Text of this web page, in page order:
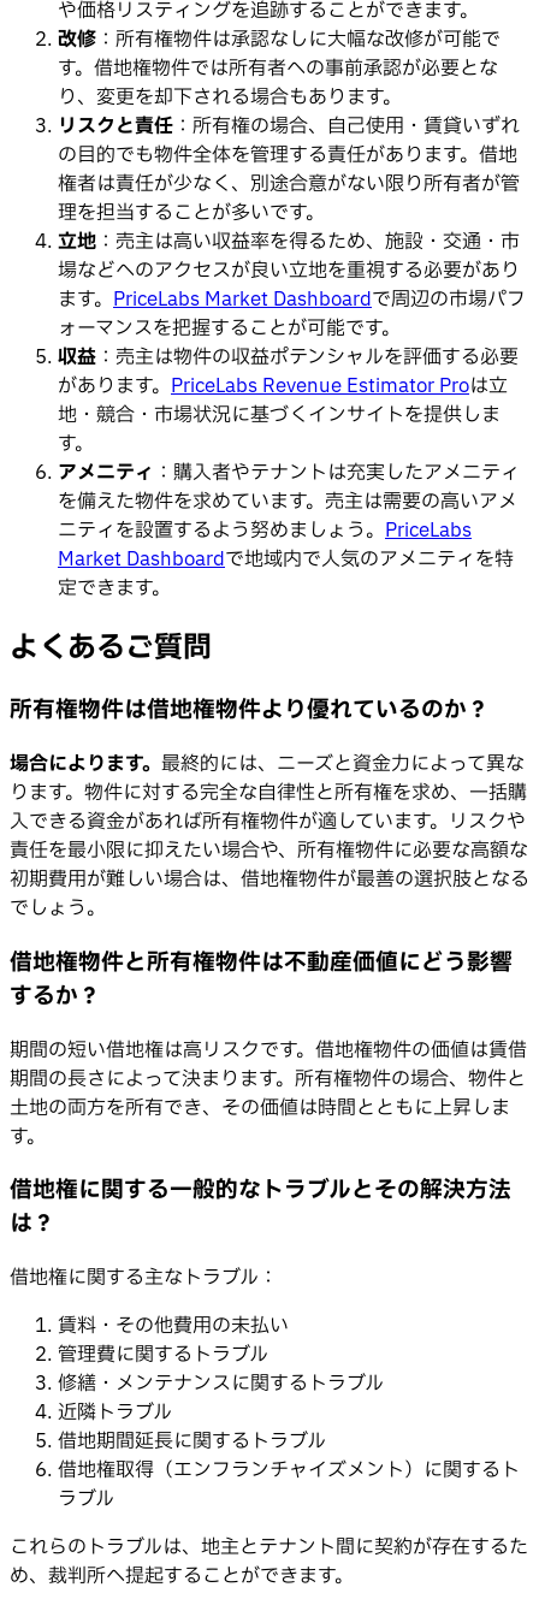
や価格リスティングを追跡することができます。
改修 ：所有権物件は承認なしに大幅な改修が可能で
す。借地権物件では所有者への事前承認が必要とな
り、変更を却下される場合もあります。
リスクと責任 ：所有権の場合、自己使用・賃貸いずれ
の目的でも物件全体を管理する責任があります。借地
権者は責任が少なく、別途合意がない限り所有者が管
理を担当することが多いです。
立地 ：売主は高い収益率を得るため、施設・交通・市
場などへのアクセスが良い立地を重視する必要があり
ます。 PriceLabs Market Dashboardで周辺の市場パフ
ォーマンスを把握することが可能です。
収益 ：売主は物件の収益ポテンシャルを評価する必要
があります。 PriceLabs Revenue Estimator Proは立
地・競合・市場状況に基づくインサイトを提供しま
す。
アメニティ ：購入者やテナントは充実したアメニティ
を備えた物件を求めています。売主は需要の高いアメ
ニティを設置するよう努めましょう。 PriceLabs
Market Dashboardで地域内で人気のアメニティを特
定できます。
よくあるご質問
所有権物件は借地権物件より優れているのか？
場合によります。 最終的には、ニーズと資金力によって異な
ります。物件に対する完全な自律性と所有権を求め、一括購
入できる資金があれば所有権物件が適しています。リスクや
責任を最小限に抑えたい場合や、所有権物件に必要な高額な
初期費用が難しい場合は、借地権物件が最善の選択肢となる
でしょう。
借地権物件と所有権物件は不動産価値にどう影響
するか？
期間の短い借地権は高リスクです。借地権物件の価値は賃借
期間の長さによって決まります。所有権物件の場合、物件と
土地の両方を所有でき、その価値は時間とともに上昇しま
す。
借地権に関する一般的なトラブルとその解決方法
は？
借地権に関する主なトラブル：
賃料・その他費用の未払い
管理費に関するトラブル
修繕・メンテナンスに関するトラブル
近隣トラブル
借地期間延長に関するトラブル
借地権取得（エンフランチャイズメント）に関するト
ラブル
これらのトラブルは、地主とテナント間に契約が存在するた
め、裁判所へ提起することができます。